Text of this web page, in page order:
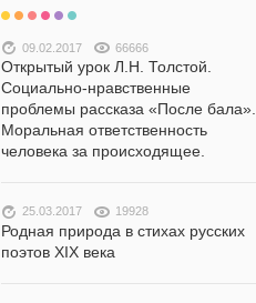
09.02.2017 66666
Открытый урок Л.Н. Толстой.
Социально-нравственные
проблемы рассказа «После бала».
Моральная ответственность
человека за происходящее.
25.03.2017 19928
Родная природа в стихах русских
поэтов XIX века